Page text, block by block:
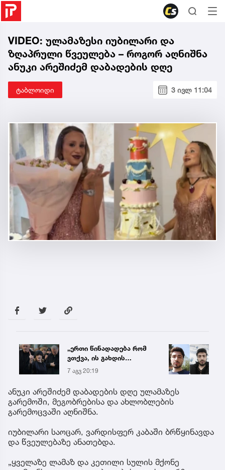
VIDEO: ულამაზესი იუბილარი და
ზღაპრული წვეულება – როგორ აღნიშნა
ანუკი არეშიძემ დაბადების დღე
ტაბლოიდი 3 ივლ 11:04
„ერთი წინადადება რომ
ვთქვა, ის გახდის
ნათელს, თუ რატომ იყო
ნია იმნაძე
წამქეზებელი...“ - გიგა
ავალიანის დედა
7 აგვ 20:19
რა
ანუკი არეშიძემ დაბადების დღე ულამაზეს
გარემოში, მეგობრებისა და ახლობლების
გარემოცვაში აღნიშნა.
იუბილარი საოცარ, ვარდისფერ კაბაში ბრწყინავდა
და წვეულებაზე ანათებდა.
„ყველაზე ლამაზ და კეთილი სულის მქონე